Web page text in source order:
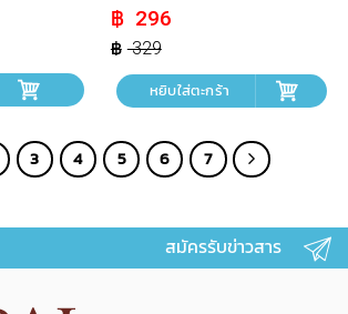
329
Original
price
was:
฿ 329.
296
Current
price
is:
฿ 296.
หยิบใส่ตะกร้า
3 4 5 6 7
สมัครรับข่าวสาร